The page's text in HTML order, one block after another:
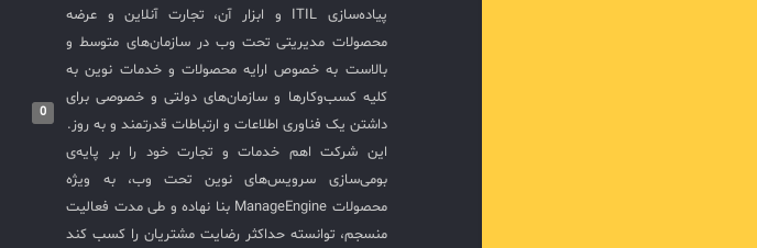
پیاده‌سازی ITIL و ابزار آن، تجارت آنلاین و عرضه
محصولات مدیریتی تحت وب در سازمان‌های متوسط و
بالاست به خصوص ارایه محصولات و خدمات نوین به
کلیه کسب‌وکارها و سازمان‌های دولتی و خصوصی برای
داشتن یک فناوری اطلاعات و ارتباطات قدرتمند و به روز.
این شرکت اهم خدمات و تجارت خود را بر پایه‌ی
بومی‌سازی سرویس‌های نوین تحت وب، به ویژه
محصولات ManageEngine بنا نهاده و طی مدت فعالیت
منسجم، توانسته حداکثر رضایت مشتریان را کسب کند
0